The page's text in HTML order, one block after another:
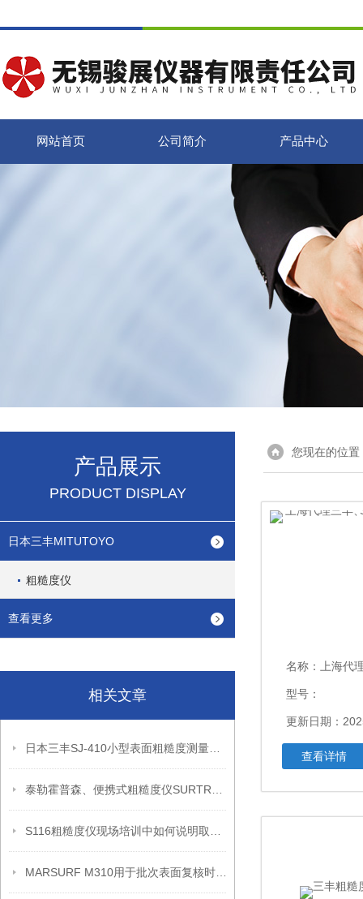
网站首页 公司简介 产品中心
产品展示
PRODUCT DISPLAY
日本三丰MITUTOYO
粗糙度仪
查看更多
相关文章
您现在的位置
名称： 上海代理三
型号：
更新日期：
查看详情